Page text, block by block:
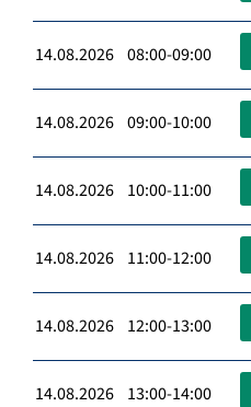
14.08.2026 08:00-09:00
14.08.2026 09:00-10:00
14.08.2026 10:00-11:00
14.08.2026 11:00-12:00
14.08.2026 12:00-13:00
14.08.2026 13:00-14:00